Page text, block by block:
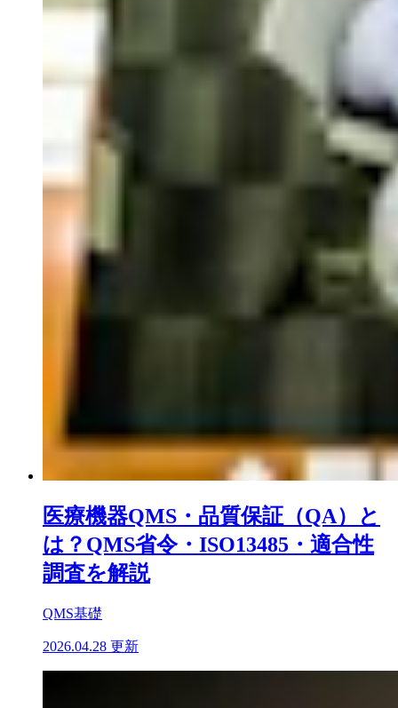
医療機器QMS・品質保証（QA）と
は？QMS省令・ISO13485・適合性
調査を解説
QMS基礎
2026.04.28 更新